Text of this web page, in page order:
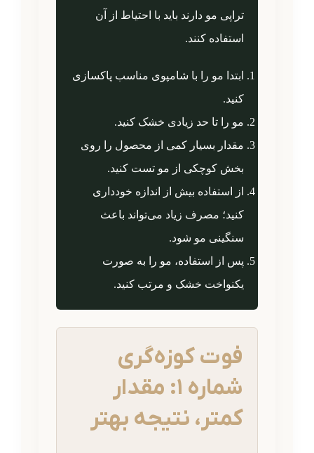
تراپی مو دارند باید با احتیاط از آن
استفاده کنند.
ابتدا مو را با شامپوی مناسب پاکسازی
کنید.
مو را تا حد زیادی خشک کنید.
مقدار بسیار کمی از محصول را روی
بخش کوچکی از مو تست کنید.
از استفاده بیش از اندازه خودداری
کنید؛ مصرف زیاد می‌تواند باعث
سنگینی مو شود.
پس از استفاده، مو را به صورت
یکنواخت خشک و مرتب کنید.
فوت کوزه‌گری
شماره ۱: مقدار
کمتر، نتیجه بهتر